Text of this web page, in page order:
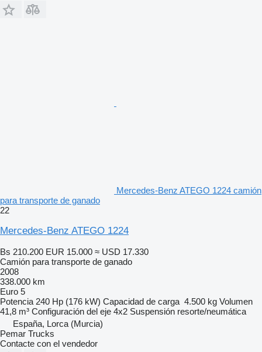
Mercedes-Benz ATEGO 1224 camión
para transporte de ganado
22
Mercedes-Benz ATEGO 1224
Bs 210.200 EUR 15.000 ≈ USD 17.330
Camión para transporte de ganado
2008
338.000 km
Euro 5
Potencia 240 Hp (176 kW) Capacidad de carga 4.500 kg Volumen
41,8 m³ Configuración del eje 4x2 Suspensión resorte/neumática
España, Lorca (Murcia)
Pemar Trucks
Contacte con el vendedor